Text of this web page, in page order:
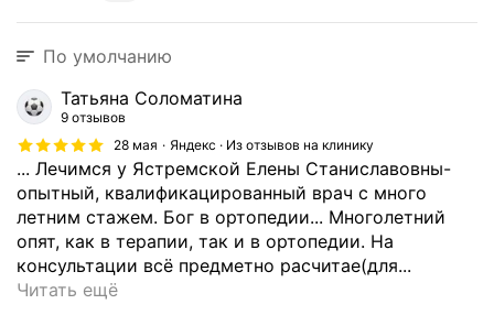
По умолчанию
Татьяна Соломатина
9 отзывов
28 мая
Яндекс · Из отзывов на клинику
... Лечимся у Ястремской Елены Станиславовны-
опытный, квалификацированный врач с много
летним стажем. Бог в ортопедии... Многолетний
опят, как в терапии, так и в ортопедии. На
консультации всё предметно расчитае(для...
Читать ещёЛ